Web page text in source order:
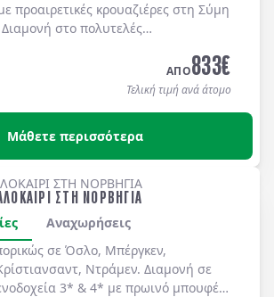
προαιρετικές κρουαζιέρες στη Σύμη
στο πολυτελές
(ημιδιατροφή).
ΑΠΟ833€
Τελική τιμή ανά άτομο
Μάθετε περισσότερα
ΣΤΗ ΝΟΡΒΗΓΙΑ
Αναχωρήσεις
σε Όσλο, Μπέργκεν,
Ντράμεν. Διαμονή σε
3* & 4* με πρωινό μπουφέ